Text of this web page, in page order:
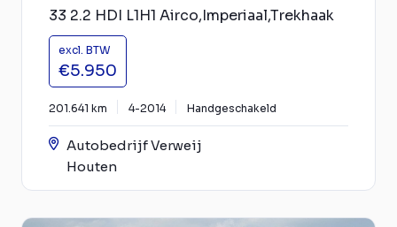
33 2.2 HDI L1H1 Airco,Imperiaal,Trekhaak
excl. BTW
€5.950
201.641 km 4-2014 Handgeschakeld
Autobedrijf Verweij
Houten